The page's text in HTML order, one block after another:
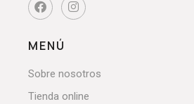
MENÚ
Sobre nosotros
Tienda online